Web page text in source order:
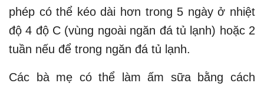
phép có thể kéo dài hơn trong 5 ngày ở nhiệt
độ 4 độ C (vùng ngoài ngăn đá tủ lạnh) hoặc 2
tuần nếu để trong ngăn đá tủ lạnh.
Các bà mẹ có thể làm ấm sữa bằng cách